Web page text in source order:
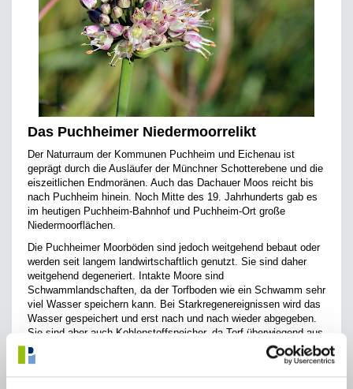
Das Puchheimer Niedermoorrelikt
Der Naturraum der Kommunen Puchheim und Eichenau ist
geprägt durch die Ausläufer der Münchner Schotterebene und die
eiszeitlichen Endmoränen. Auch das Dachauer Moos reicht bis
nach Puchheim hinein. Noch Mitte des 19. Jahrhunderts gab es
im heutigen Puchheim-Bahnhof und Puchheim-Ort große
Niedermoorflächen.
Die Puchheimer Moorböden sind jedoch weitgehend bebaut oder
werden seit langem landwirtschaftlich genutzt. Sie sind daher
weitgehend degeneriert. Intakte Moore sind
Schwammlandschaften, da der Torfboden wie ein Schwamm sehr
viel Wasser speichern kann. Bei Starkregenereignissen wird das
Wasser gespeichert und erst nach und nach wieder abgegeben.
Sie sind aber auch Kohlenstoffspeicher, da Torf überwiegend aus
nicht zersetzten Pflanzenresten besteht. Problematisch wird
dies, wenn Moore trockengelegt werden und das organische
Material somit mit Sauerstoff in Kontakt kommt. Es wird dann